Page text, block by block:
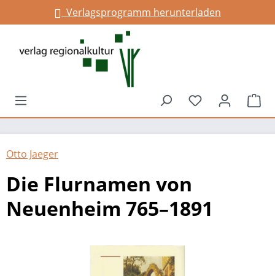
springenVerlagsprogramm herunterladen
Du hast 0
Otto Jaeger
Die Flurnamen von
Neuenheim 765–1891